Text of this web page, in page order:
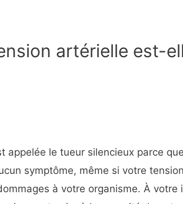
artérielle est-
appelée le tueur silencieux parce
symptôme, même si votre
à votre organisme. À votre